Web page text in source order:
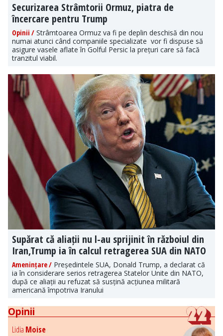
Securizarea Strâmtorii Ormuz, piatra de
încercare pentru Trump
Opinii / Strâmtoarea Ormuz va fi pe deplin deschisă din nou
numai atunci când companiile specializate vor fi dispuse să
asigure vasele aflate în Golful Persic la prețuri care să facă
tranzitul viabil.
Supărat că aliații nu l-au sprijinit în războiul din
Iran,Trump ia în calcul retragerea SUA din NATO
Amenințare / Președintele SUA, Donald Trump, a declarat că
ia în considerare serios retragerea Statelor Unite din NATO,
după ce aliații au refuzat să susțină acțiunea militară
americană împotriva Iranului
Opinii
Lidia Moise